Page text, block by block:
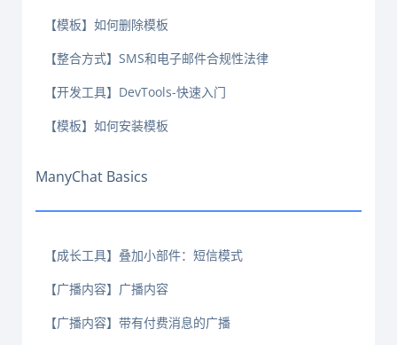
【模板】如何删除模板
【整合方式】SMS和电子邮件合规性法律
【开发工具】DevTools-快速入门
【模板】如何安装模板
ManyChat Basics
【成长工具】叠加小部件：短信模式
【广播内容】广播内容
【广播内容】带有付费消息的广播